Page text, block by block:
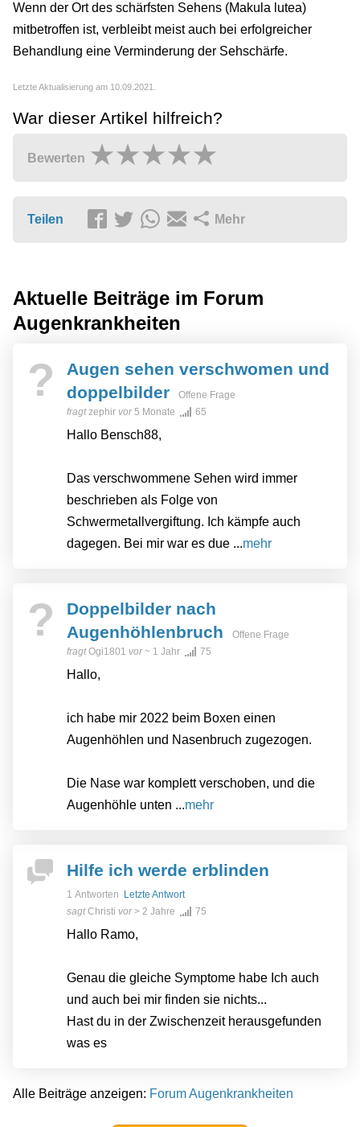
Wenn der Ort des schärfsten Sehens (Makula lutea)
mitbetroffen ist, verbleibt meist auch bei erfolgreicher
Behandlung eine Verminderung der Sehschärfe.
Letzte Aktualisierung am 10.09.2021.
War dieser Artikel hilfreich?
Bewerten
Teilen Mehr
Aktuelle Beiträge im Forum
Augenkrankheiten
?
Augen sehen verschwomen und
doppelbilder
Offene Frage
fragtzephir vor5 Monate 65
Hallo Bensch88,
Das verschwommene Sehen wird immer
beschrieben als Folge von
Schwermetallvergiftung. Ich kämpfe auch
dagegen. Bei mir war es due ...mehr
?
Doppelbilder nach
Augenhöhlenbruch
Offene Frage
fragtOgi1801 vor~ 1 Jahr 75
Hallo,
ich habe mir 2022 beim Boxen einen
Augenhöhlen und Nasenbruch zugezogen.
Die Nase war komplett verschoben, und die
Augenhöhle unten ...mehr
Hilfe ich werde erblinden
1 Antworten
Letzte Antwort
sagtChristi vor> 2 Jahre 75
Hallo Ramo,
Genau die gleiche Symptome habe Ich auch
und auch bei mir finden sie nichts...
Hast du in der Zwischenzeit herausgefunden
was es
Alle Beiträge anzeigen: Forum Augenkrankheiten